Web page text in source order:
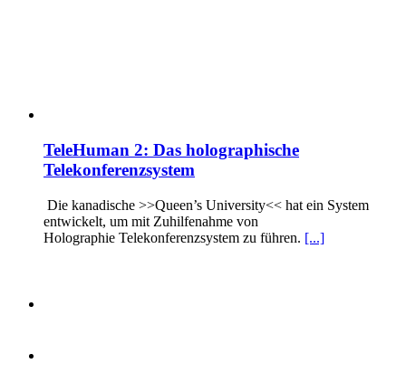
TeleHuman 2: Das holographische
Telekonferenzsystem
Die kanadische >>Queen’s University<< hat ein System
entwickelt, um mit Zuhilfenahme von
Holographie Telekonferenzsystem zu führen. [...]